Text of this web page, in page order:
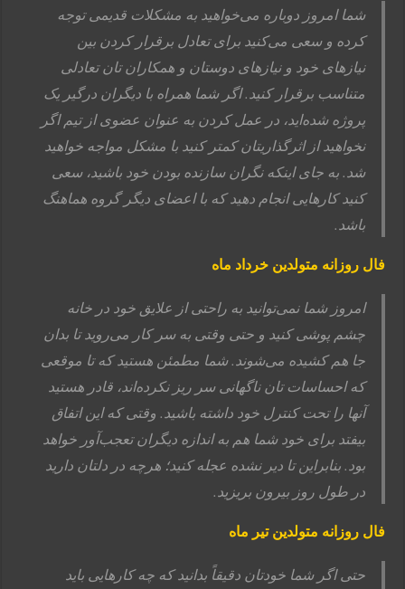
شما امروز دوباره می‌خواهید به مشکلات قدیمی توجه
کرده و سعی می‌کنید برای تعادل برقرار کردن بین
نیازهای خود و نیازهای دوستان و همکاران تان تعادلی
متناسب برقرار کنید. اگر شما همراه با دیگران درگیر یک
پروژه شده‌اید، در عمل کردن به عنوان عضوی از تیم اگر
نخواهید از اثرگذاریتان کمتر کنید با مشکل مواجه خواهید
شد. به جای اینکه نگران سازنده بودن خود باشید، سعی
کنید کارهایی انجام دهید که با اعضای دیگر گروه هماهنگ
باشد.
فال روزانه متولدین خرداد ماه
امروز شما نمی‌توانید به راحتی از علایق خود در خانه
چشم پوشی کنید و حتی وقتی به سر کار می‌روید تا بدان
جا هم کشیده می‌شوند. شما مطمئن هستید که تا موقعی
که احساسات تان ناگهانی سر ریز نکرده‌اند، قادر هستید
آنها را تحت کنترل خود داشته باشید. وقتی که این اتفاق
بیفتد برای خود شما هم به اندازه دیگران تعجب‌آور خواهد
بود. بنابراین تا دیر نشده عجله کنید؛ هرچه در دلتان دارید
در طول روز بیرون بریزید.
فال روزانه متولدین تیر ماه
حتی اگر شما خودتان دقیقاً بدانید که چه کارهایی باید